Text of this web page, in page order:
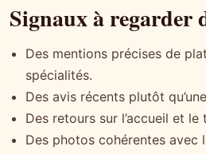
Signaux à regarder
Des mentions précises de
spécialités.
Des avis récents plutôt
Des retours sur l’accueil et le
Des photos cohérentes avec